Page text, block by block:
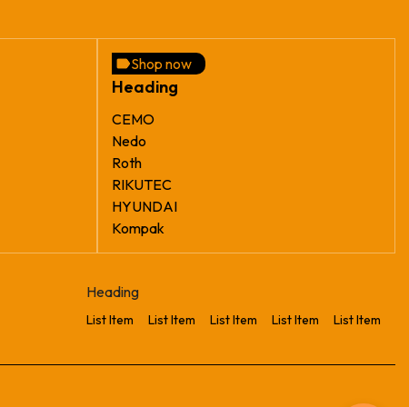
Shop now
Heading
CEMO
Nedo
Roth
RIKUTEC
HYUNDAI
Kompak
Heading
List Item List Item List Item List Item List Item